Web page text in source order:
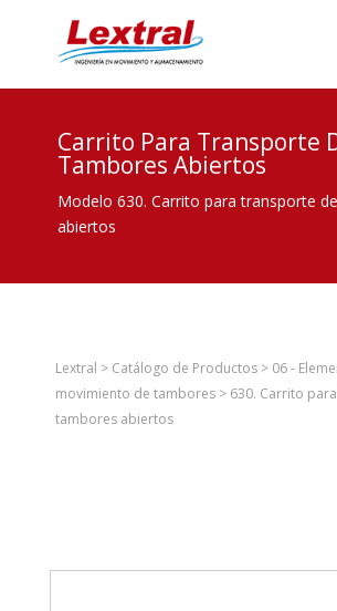
Carrito Para Transporte
Tambores Abiertos
Modelo 630. Carrito para transporte
abiertos
Lextral > Catálogo de Productos> 06 -
movimiento de tambores> 630. Carrito
tambores abiertos